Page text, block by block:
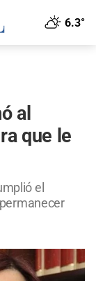
6.3°
al
que le
el